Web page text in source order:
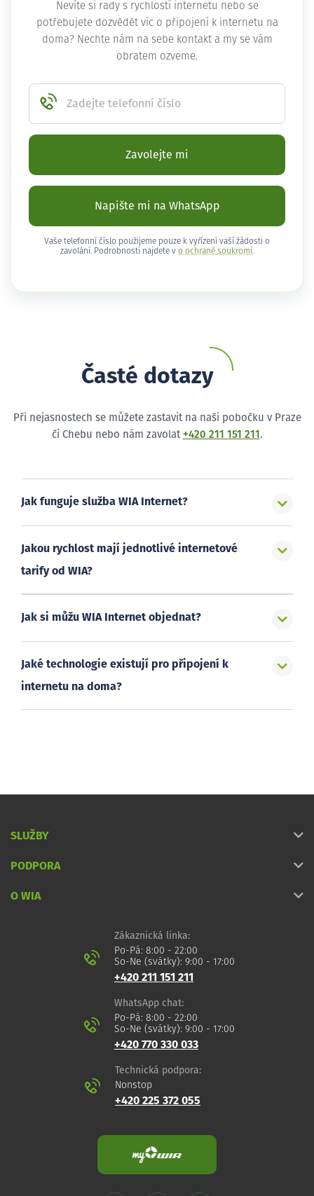
Nevíte si rady s rychlostí internetu nebo se
potřebujete dozvědět víc o připojení k internetu na
doma? Nechte nám na sebe kontakt a my se vám
obratem ozveme.
Zadejte telefonní číslo
Zavolejte mi
Napište mi na WhatsApp
Vaše telefonní číslo použijeme pouze k vyřízení vaší žádosti o
zavolání. Podrobnosti najdete v o ochraně soukromí .
Časté dotazy
Při nejasnostech se můžete zastavit na naši pobočku v Praze
či Chebu nebo nám zavolat +420 211 151 211 .
Jak funguje služba WIA Internet?
Jakou rychlost mají jednotlivé internetové
tarify od WIA?
Jak si můžu WIA Internet objednat?
Jaké technologie existují pro připojení k
internetu na doma?
SLUŽBY
PODPORA
O WIA
Zákaznická linka:
Po-Pá: 8:00 - 22:00
So-Ne (svátky): 9:00 - 17:00
+420 211 151 211
WhatsApp chat:
Po-Pá: 8:00 - 22:00
So-Ne (svátky): 9:00 - 17:00
+420 770 330 033
Technická podpora:
Nonstop
+420 225 372 055